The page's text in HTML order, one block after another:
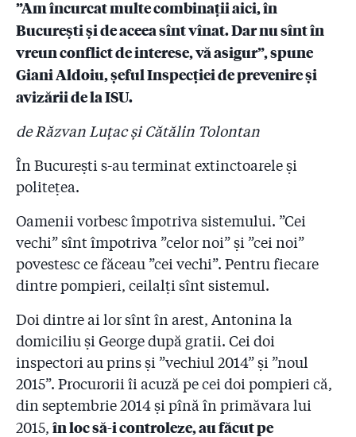
ascunse până azi publicului, Guvernului și procurorilor!
”Nu le-au luat nici măcar pulsul!”
2.5 #Colectiv: Drapelul țesut cu fir de șpagă (I)
2.6
#Colectiv: Drapelul țesut cu fir de șpagă (II). Lista
Raed Arafat?
2.7
Pompierii au autorizat firma care a pus artificiile la
Colectiv să facă un show pirotehnic pe Național
Arena, stadion pe care tot pompierii nu l-au
2.8
Sora și nepotul colonelului Aldoiu, șeful celor doi
pompieri de la Colectiv, au o firmă pe baza căreia se
iau avize ISU
2.9
DNA a clasat de două ori un dosar penal cu
”sponsorizările” pompierilor! Judecătorul:
"Sponsorizările sînt vinovății în lanțul cauzal al
catastrofei de la Colectiv”
2.10
#Colectiv: Raed Arafat știa de sponsorizări! Cum
arată documentele și ce spune șeful suprem al ISU
”Am încurcat multe combinații aici, în
București și de aceea sînt vînat. Dar nu sînt în
vreun conflict de interese, vă asigur”, spune
Giani Aldoiu, șeful Inspecției de prevenire și
avizării de la ISU.
de Răzvan Luțac și Cătălin Tolontan
În București s-au terminat extinctoarele și
politețea.
Oamenii vorbesc împotriva sistemului. ”Cei
vechi” sînt împotriva ”celor noi” și ”cei noi”
povestesc ce făceau ”cei vechi”. Pentru fiecare
dintre pompieri, ceilalți sînt sistemul.
Doi dintre ai lor sînt în arest, Antonina la
domiciliu și George după gratii. Cei doi
inspectori au prins și ”vechiul 2014” și ”noul
2015”. Procurorii îi acuză pe cei doi pompieri că,
din septembrie 2014 și pînă în primăvara lui
2015, în loc să-i controleze, au făcut pe